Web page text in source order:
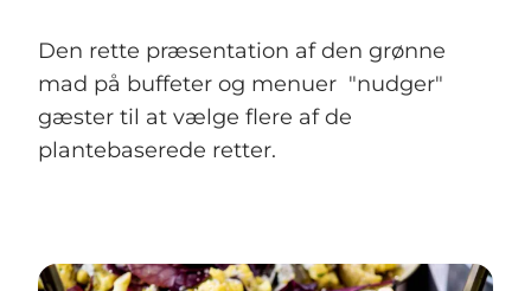
Den rette præsentation af den grønne
mad på buffeter og menuer "nudger"
gæster til at vælge flere af de
plantebaserede retter.